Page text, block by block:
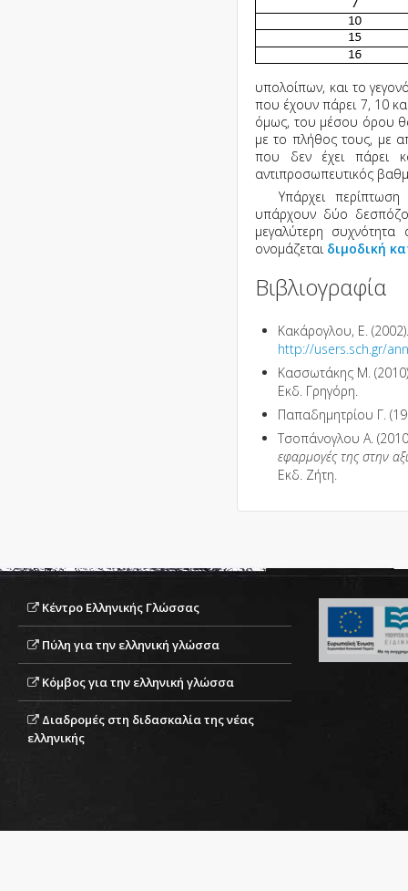
υπολοίπων, και το
που έχουν πάρει 7, 10
όμως, του μέσου όρου
με το πλήθος τους, με
που δεν έχει πάρει
αντιπροσωπευτικός
Υπάρχει
υπάρχουν δύο
μεγαλύτερη
ονομάζεται διμοδική
Βιβλιογραφία
Κακάρογλου, Ε.
http://users.sch.gr/
Κασσωτάκης Μ.
Εκδ. Γρηγόρη.
Παπαδημητρίου Γ.
Τσοπάνογλου Α. (2010
εφαρμογές της στην
Εκδ. Ζήτη.
Κέντρο Ελληνικής Γλώσσας
Πύλη για την ελληνική γλώσσα
Κόμβος για την ελληνική γλώσσα
Διαδρομές στη διδασκαλία της νέας
ελληνικής